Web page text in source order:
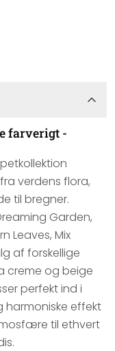
farverigt -
verdens flora,
til bregner.
Garden,
Leaves, Mix
af forskellige
creme og beige
perfekt ind i
harmoniske effekt
til ethvert